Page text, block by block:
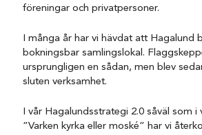
föreningar och privatpersoner.
I många år har vi hävdat att Hagalund
bokningsbar samlingslokal.
ursprungligen en sådan, men blev
sluten verksamhet.
I vår Hagalundsstrategi 2.0 såväl som i
”Varken kyrka eller moské” har vi